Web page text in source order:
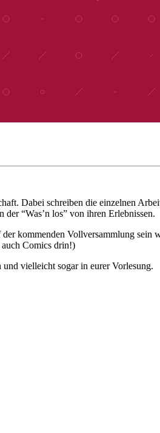
Dabei schreiben die einzelnen
“Was’n los” von ihren Erlebnissen.
kommenden Vollversammlung
Comics drin!)
und vielleicht sogar in eurer Vorlesung.